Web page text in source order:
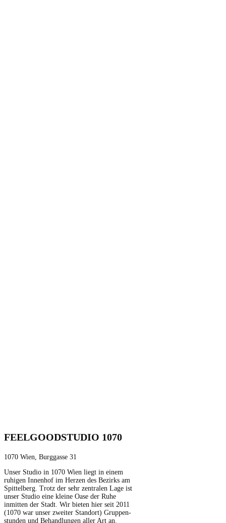
FEELGOODSTUDIO 1070
1070 Wien, Burggasse 31
Unser Stu­dio in 1070 Wien liegt in einem
ruhi­gen Innen­hof im Herzen des Bezirks am
Spit­tel­berg. Trotz der sehr zen­tralen Lage ist
unser Stu­dio eine kleine Oase der Ruhe
inmit­ten der Stadt. Wir bieten hier seit 2011
(1070 war unser zweit­er Stan­dort) Grup­pen­
stun­den und Behand­lun­gen aller Art an.